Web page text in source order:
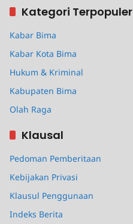
Kategori Terpopuler
Kabar Bima
Kabar Kota Bima
Hukum & Kriminal
Kabupaten Bima
Olah Raga
Klausal
Pedoman Pemberitaan
Kebijakan Privasi
Klausul Penggunaan
Indeks Berita